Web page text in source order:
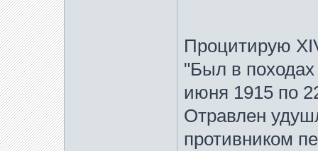
Процитирую
"Был в походах
июня 1915 по
Отравлен
противником